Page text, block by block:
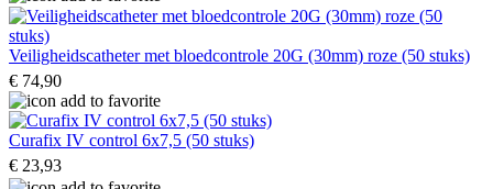
Veiligheidscatheter met bloedcontrole 20G (30mm) roze (50 stuks)
€ 74,90
Curafix IV control 6x7,5 (50 stuks)
€ 23,93